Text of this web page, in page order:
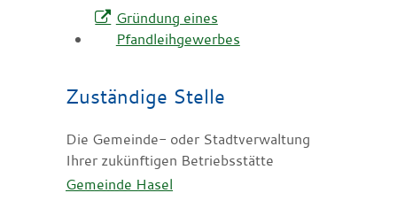
Gründung eines
Pfandleihgewerbes
Zuständige Stelle
Die Gemeinde- oder Stadtverwaltung
Ihrer zukünftigen Betriebsstätte
Gemeinde Hasel